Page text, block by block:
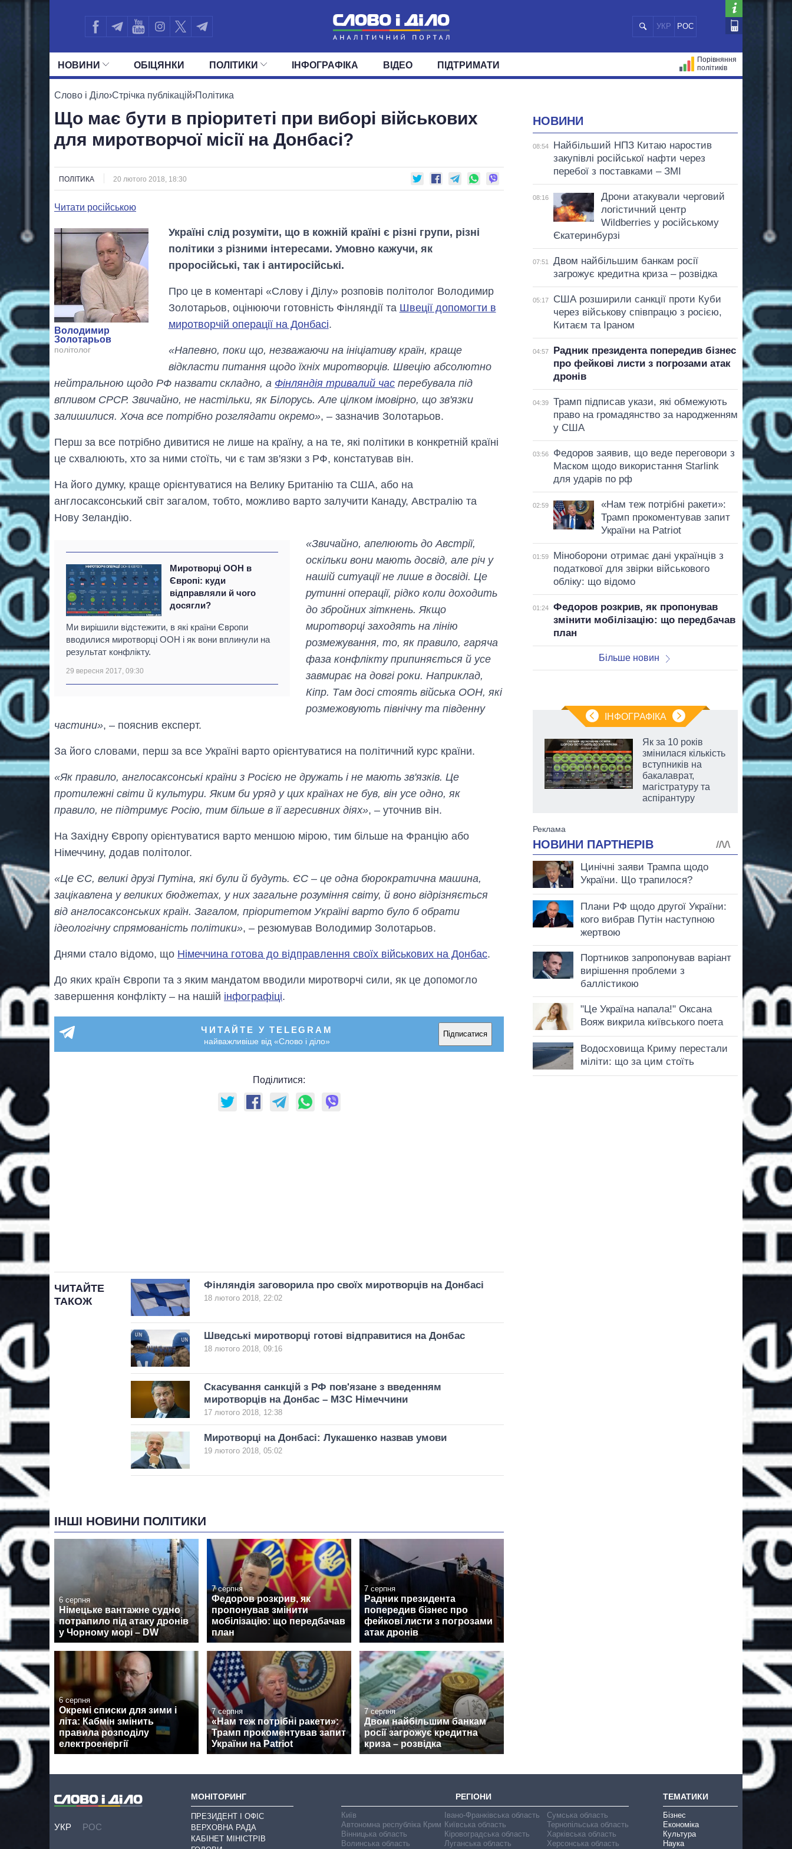
УКР РОС
НОВИНИ
ПОЛІТИКА ЕКОНОМІКА СУСПІЛЬСТВО СВІТ
ОБIЦЯНКИ ПОЛIТИКИ
УСІ ПОЛІТИКИ ПРЕЗИДЕНТ І ОФІС
ДЕПУТАТИ КОМІТЕТИ ФРАКЦІЇ ОКРУГИ
ІНФОГРАФІКА ВІДЕО ПІДТРИМАТИ
Порівняння
політиків
Слово і Діло›Стрічка публікацій›Політика
Що має бути в пріоритеті при виборі військових
для миротворчої місії на Донбасі?
ПОЛІТИКА 20 лютого 2018, 18:30
Читати російською
Володимир
Золотарьов
політолог
Україні слід розуміти, що в кожній країні є різні групи, різні
політики з різними інтересами. Умовно кажучи, як
проросійські, так і антиросійські.
Про це в коментарі «Слову і Ділу» розповів політолог Володимир
Золотарьов, оцінюючи готовність Фінляндії та Швеції допомогти в
миротворчій операції на Донбасі.
«Напевно, поки що, незважаючи на ініціативу країн, краще
відкласти питання щодо їхніх миротворців. Швецію абсолютно
нейтральною щодо РФ назвати складно, а Фінляндія тривалий час перебувала під
впливом СРСР. Звичайно, не настільки, як Білорусь. Але цілком імовірно, що зв'язки
залишилися. Хоча все потрібно розглядати окремо», – зазначив Золотарьов.
Перш за все потрібно дивитися не лише на країну, а на те, які політики в конкретній країні
це схвалюють, хто за ними стоїть, чи є там зв'язки з РФ, констатував він.
На його думку, краще орієнтуватися на Велику Британію та США, або на
англосаксонський світ загалом, тобто, можливо варто залучити Канаду, Австралію та
Нову Зеландію.
Миротворці ООН в
Європі: куди
відправляли й чого
досягли?
Ми вирішили відстежити, в які країни Європи
вводилися миротворці ООН і як вони вплинули на
результат конфлікту.
29 вересня 2017, 09:30
«Звичайно, апелюють до Австрії,
оскільки вони мають досвід, але річ у
нашій ситуації не лише в досвіді. Це
рутинні операції, рідко коли доходить
до збройних зіткнень. Якщо
миротворці заходять на лінію
розмежування, то, як правило, гаряча
фаза конфлікту припиняється й усе
завмирає на довгі роки. Наприклад,
Кіпр. Там досі стоять війська ООН, які
розмежовують північну та південну
частини», – пояснив експерт.
За його словами, перш за все Україні варто орієнтуватися на політичний курс країни.
«Як правило, англосаксонські країни з Росією не дружать і не мають зв'язків. Це
протилежні світи й культури. Яким би уряд у цих країнах не був, він усе одно, як
правило, не підтримує Росію, тим більше в її агресивних діях», – уточнив він.
На Західну Європу орієнтуватися варто меншою мірою, тим більше на Францію або
Німеччину, додав політолог.
«Це ЄС, великі друзі Путіна, які були й будуть. ЄС – це одна бюрократична машина,
зацікавлена ​​у великих бюджетах, у них загальне розуміння світу, й воно відрізняється
від англосаксонських країн. Загалом, пріоритетом Україні варто було б обрати
ідеологічну спрямованість політики», – резюмував Володимир Золотарьов.
Днями стало відомо, що Німеччина готова до відправлення своїх військових на Донбас.
До яких країн Європи та з яким мандатом вводили миротворчі сили, як це допомогло
завершення конфлікту – на нашій інфографіці.
ЧИТАЙТЕ У TELEGRAM
найважливіше від «Слово і діло»
Підписатися
Поділитися:
ЧИТАЙТЕ
ТАКОЖ
Фінляндія заговорила про своїх миротворців на Донбасі
18 лютого 2018, 22:02
Шведські миротворці готові відправитися на Донбас
18 лютого 2018, 09:16
Скасування санкцій з РФ пов'язане з введенням
миротворців на Донбас – МЗС Німеччини
17 лютого 2018, 12:38
Миротворці на Донбасі: Лукашенко назвав умови
19 лютого 2018, 05:02
ІНШІ НОВИНИ ПОЛІТИКИ
6 серпня
Німецьке вантажне судно
потрапило під атаку дронів
у Чорному морі – DW
7 серпня
Федоров розкрив, як
пропонував змінити
мобілізацію: що передбачав
план
7 серпня
Радник президента
попередив бізнес про
фейкові листи з погрозами
атак дронів
6 серпня
Окремі списки для зими і
літа: Кабмін змінить
правила розподілу
електроенергії
7 серпня
«Нам теж потрібні ракети»:
Трамп прокоментував запит
України на Patriot
7 серпня
Двом найбільшим банкам
росії загрожує кредитна
криза – розвідка
НОВИНИ
08:54
Найбільший НПЗ Китаю наростив
закупівлі російської нафти через
перебої з поставками – ЗМІ
08:16
Дрони атакували черговий
логістичний центр
Wildberries у російському
Єкатеринбурзі
07:51
Двом найбільшим банкам росії
загрожує кредитна криза – розвідка
05:17
США розширили санкції проти Куби
через військову співпрацю з росією,
Китаєм та Іраном
04:57
Радник президента попередив бізнес
про фейкові листи з погрозами атак
дронів
04:39
Трамп підписав укази, які обмежують
право на громадянство за народженням
у США
03:56
Федоров заявив, що веде переговори з
Маском щодо використання Starlink
для ударів по рф
02:59
«Нам теж потрібні ракети»:
Трамп прокоментував запит
України на Patriot
01:59
Міноборони отримає дані українців з
податкової для звірки військового
обліку: що відомо
01:24
Федоров розкрив, як пропонував
змінити мобілізацію: що передбачав
план
Більше новин
ІНФОГРАФІКА
вирощували в
великої війни
Як за 10 років
змінилася кількість
вступників на
бакалаврат,
магістратуру та
аспірантуру
УКР РОС
МОНІТОРИНГ
ПРЕЗИДЕНТ І ОФІС
ВЕРХОВНА РАДА
КАБІНЕТ МІНІСТРІВ
РЕГІОНИ
Київ
Автономна республіка Крим
Вінницька область
Волинська область
Івано-Франківська область
Київська область
Кіровоградська область
Луганська область
Сумська область
Тернопільська область
Харківська область
Херсонська область
ТЕМАТИКИ
Бізнес
Економіка
Культура
Наука